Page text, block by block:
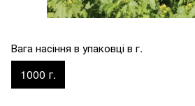
Вага насіння в упаковці в г.
1000 г.